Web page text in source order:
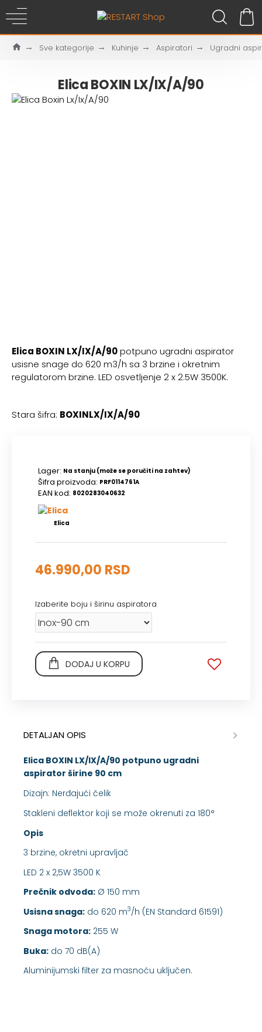
Sve kategorije Kuhinje Aspiratori Ugradni
Elica BOXIN LX/IX/A/90
Elica BOXIN LX/IX/A/90potpuno ugradni aspirator
usisne snage do 620 m3/h sa 3 brzine i okretnim
regulatorom brzine. LED osvetljenje 2 x 2.5W 3500K.
Stara šifra: BOXINLX/IX/A/90
Lager: Na stanju (može se poručiti na zahtev)
Šifra proizvoda: PRF0114761A
EAN kod: 8020283040632
Elica
46.990,00 RSD
Izaberite boju i širinu aspiratora
DODAJ U KORPU
DETALJAN OPIS
Elica BOXIN LX/IX/A/90 potpuno ugradni
aspirator širine 90 cm
Dizajn: Nerđajući čelik
Stakleni deflektor koji se može okrenuti za 180°
Opis
3 brzine, okretni upravljač
LED 2 x 2,5W 3500 K
Prečnik odvoda: Ø 150 mm
Usisna snaga: do 620 m3/h (EN Standard 61591)
Snaga motora: 255 W
Buka: do 70 dB(A)
Aluminijumski filter za masnoću uključen.